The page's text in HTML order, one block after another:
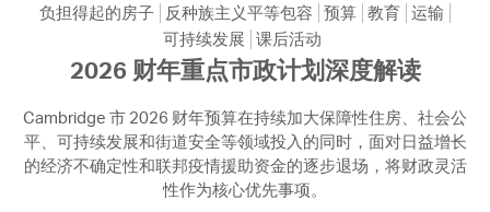
负担得起的房子 反种族主义平等包容 预算 教育 运输
可持续发展 课后活动
2026 财年重点市政计划深度解读
Cambridge 市 2026 财年预算在持续加大保障性住房、社会公
平、可持续发展和街道安全等领域投入的同时，面对日益增长
的经济不确定性和联邦疫情援助资金的逐步退场，将财政灵活
性作为核心优先事项。